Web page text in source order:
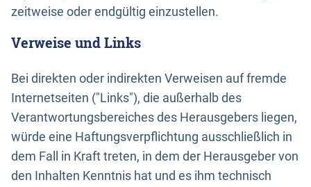
zeitweise oder endgültig einzustellen.
Verweise und Links
Bei direkten oder indirekten Verweisen auf fremde
Internetseiten ("Links"), die außerhalb des
Verantwortungsbereiches des Herausgebers liegen,
würde eine Haftungsverpflichtung ausschließlich in
dem Fall in Kraft treten, in dem der Herausgeber von
den Inhalten Kenntnis hat und es ihm technisch